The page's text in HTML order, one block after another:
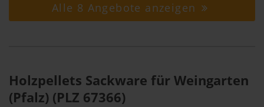
Alle 8 Angebote anzeigen
Holzpellets Sackware für Weingarten
(Pfalz) (PLZ 67366)